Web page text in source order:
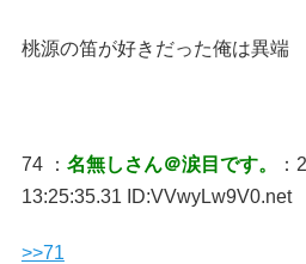
桃源の笛が好きだった俺は異端
74 ： 名無しさん＠涙目です。
13:25:35.31 ID:VVwyLw9V0.net
>>71